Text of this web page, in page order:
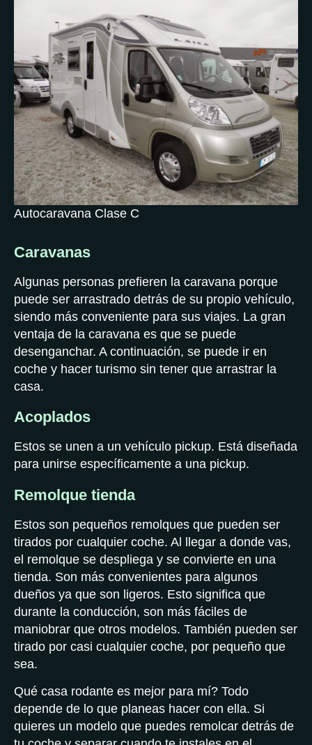
Autocaravana Clase C
Caravanas
Algunas personas prefieren la caravana porque
puede ser arrastrado detrás de su propio vehículo,
siendo más conveniente para sus viajes. La gran
ventaja de la caravana es que se puede
desenganchar. A continuación, se puede ir en
coche y hacer turismo sin tener que arrastrar la
casa.
Acoplados
Estos se unen a un vehículo pickup. Está diseñada
para unirse específicamente a una pickup.
Remolque tienda
Estos son pequeños remolques que pueden ser
tirados por cualquier coche. Al llegar a donde vas,
el remolque se despliega y se convierte en una
tienda. Son más convenientes para algunos
dueños ya que son ligeros. Esto significa que
durante la conducción, son más fáciles de
maniobrar que otros modelos. También pueden ser
tirado por casi cualquier coche, por pequeño que
sea.
Qué casa rodante es mejor para mí? Todo
depende de lo que planeas hacer con ella. Si
quieres un modelo que puedes remolcar detrás de